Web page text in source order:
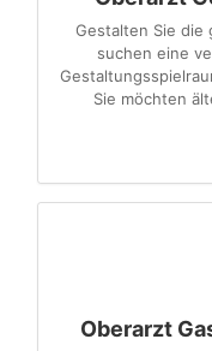
Gestalten Sie die
suchen eine
Sie möchten
Oberarzt